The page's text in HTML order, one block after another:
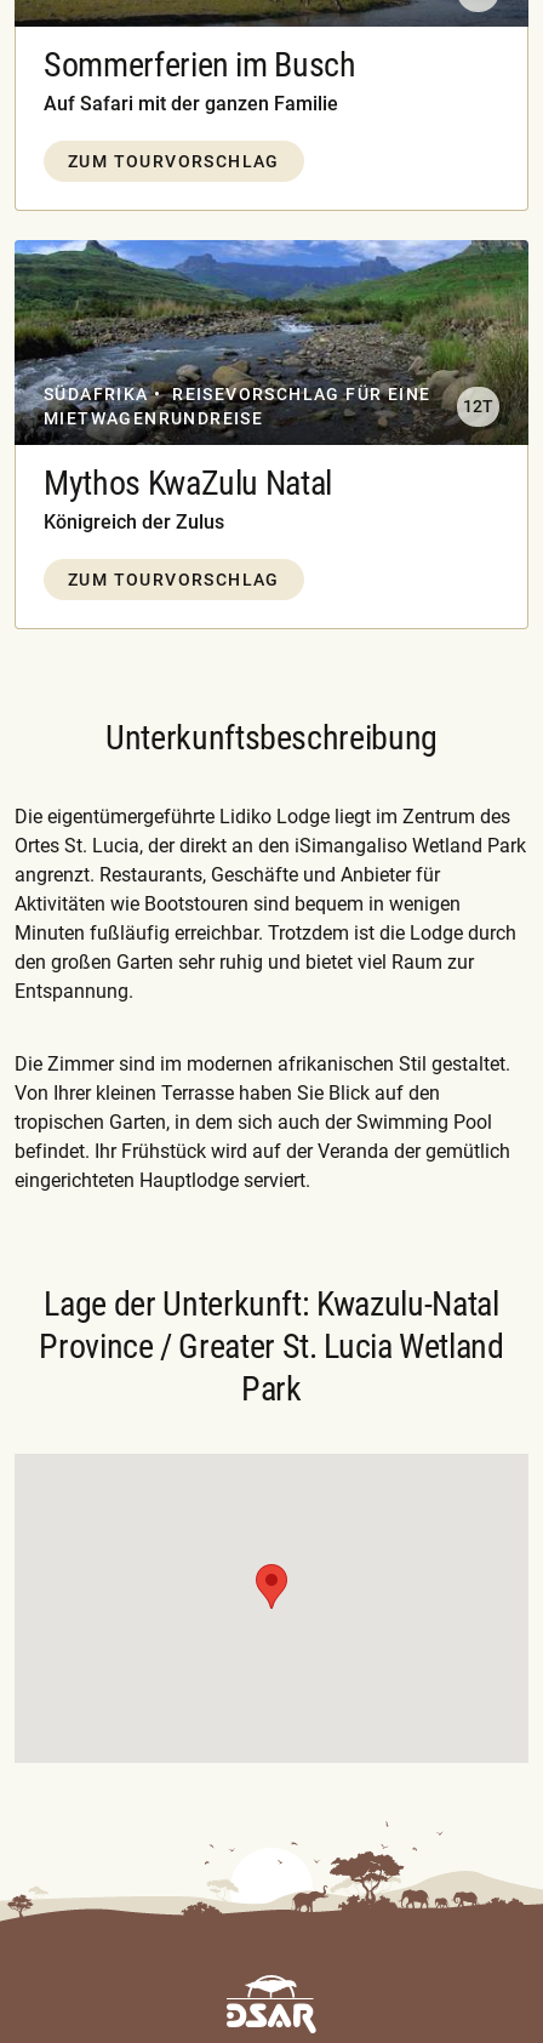
Sommerferien im Busch
Auf Safari mit der ganzen Familie
ZUM TOURVORSCHLAG
SÜDAFRIKA
REISEVORSCHLAG FÜR EINE
MIETWAGENRUNDREISE
12T
Mythos KwaZulu Natal
Königreich der Zulus
ZUM TOURVORSCHLAG
Unterkunftsbeschreibung
Die eigentümergeführte Lidiko Lodge liegt im Zentrum des
Ortes St. Lucia, der direkt an den iSimangaliso Wetland Park
angrenzt. Restaurants, Geschäfte und Anbieter für
Aktivitäten wie Bootstouren sind bequem in wenigen
Minuten fußläufig erreichbar. Trotzdem ist die Lodge durch
den großen Garten sehr ruhig und bietet viel Raum zur
Entspannung.
Die Zimmer sind im modernen afrikanischen Stil gestaltet.
Von Ihrer kleinen Terrasse haben Sie Blick auf den
tropischen Garten, in dem sich auch der Swimming Pool
befindet. Ihr Frühstück wird auf der Veranda der gemütlich
eingerichteten Hauptlodge serviert.
Lage der Unterkunft: Kwazulu-Natal
Province / Greater St. Lucia Wetland
Park